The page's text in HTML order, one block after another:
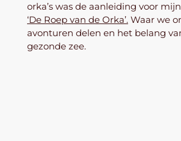
orka’s was de aanleiding voor mijn
‘De Roep van de Orka’. Waar we
avonturen delen en het belang
gezonde zee.